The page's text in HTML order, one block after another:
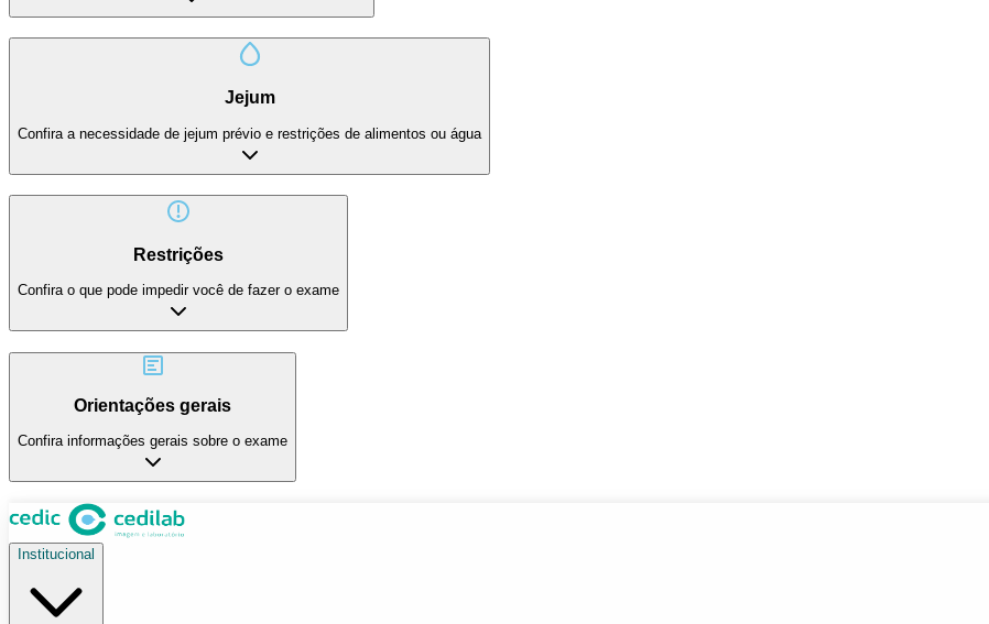
Jejum
Confira a necessidade de jejum prévio e restrições de alimentos ou água
Restrições
Confira o que pode impedir você de fazer o exame
Orientações gerais
Confira informações gerais sobre o exame
Institucional